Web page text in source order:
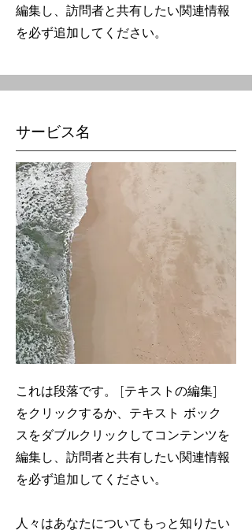
編集し、訪問者と共有したい関連情報
を必ず追加してください。
サービス名
これは段落です。 [テキストの編集]
をクリックするか、テキスト ボック
スをダブルクリックしてコンテンツを
編集し、訪問者と共有したい関連情報
を必ず追加してください。
人々はあなたについてもっと知りたい